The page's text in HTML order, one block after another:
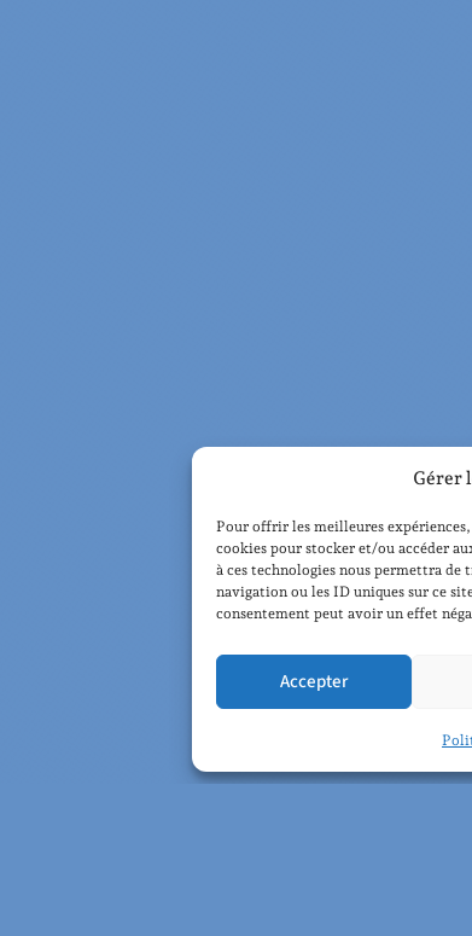
Gérer
Pour offrir les meilleures
cookies pour stocker et/ou accéder
à ces technologies nous permettra de
navigation ou les ID uniques sur ce
consentement peut avoir un effet
Accepter